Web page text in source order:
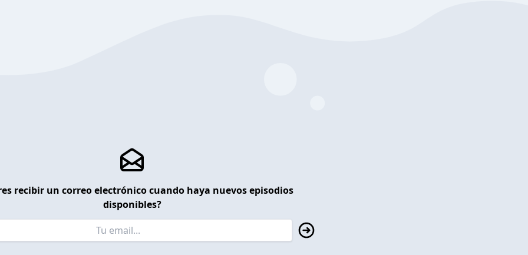
recibir un correo electrónico cuando haya nuevos episodios
disponibles?